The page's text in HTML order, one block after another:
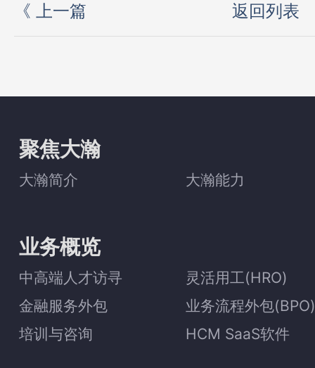
《 上一篇 返回列表
聚焦大瀚
大瀚简介 大瀚能力
业务概览
中高端人才访寻
灵活用工(HRO)
金融服务外包
业务流程外包(BPO)
培训与咨询
HCM SaaS软件